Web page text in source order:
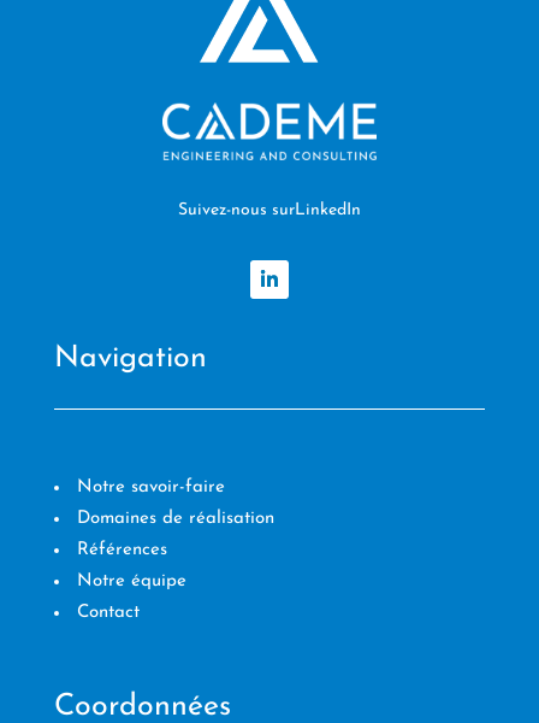
Suivez-nous surLinkedIn
Navigation
Notre savoir-faire
Domaines de réalisation
Références
Notre équipe
Contact
Coordonnées